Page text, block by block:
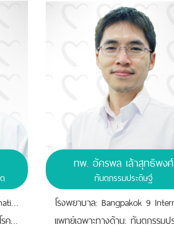
โรงพยาบาล: Bangpakok 9 International Hospital
เเพทย์เฉพาะทางด้าน: อายุรศาสตร์โรคหัวใจและหลอดเลือด, คณะแพทยศาสตร์ โรงพยาบาลรามาธิบดี มหาวิทยาลัยมหิดล, ประเทศไทย, 2556
ทพ. อัครพล เล้าสุทธิพงศ์
ทันตกรรมประดิษฐ์